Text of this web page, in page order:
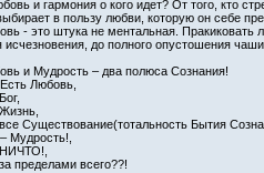
и гармония о кого идет? От того, кто
в пользу любви, которую он себе
- это штука не ментальная.
исчезновения, до полного опустошения
и Мудрость – два полюса Сознания!
Любовь,
Существование(тотальность Бытия
Мудрость!,
пределами всего??!